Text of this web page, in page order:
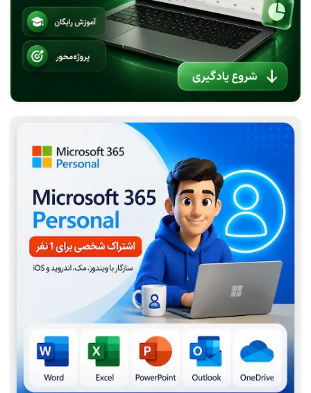
2010
تقویم شمسی اوت لوک 2010-Shamsi-Jalali- calendar-
Oulook